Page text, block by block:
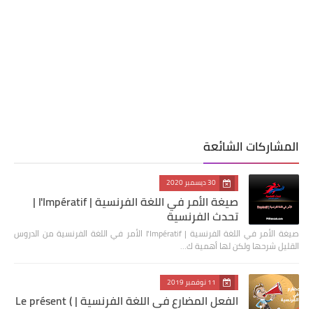
المشاركات الشائعة
30 ديسمبر 2020
صيغة الأمر في اللغة الفرنسية | l'Impératif |
تحدث الفرنسية
صيغة الأمر في اللغة الفرنسية | l'Impératif الأمر في اللغة الفرنسية من الدروس
القليل شرحها ولكن لها أهمية ك…
11 نوفمبر 2019
الفعل المضارع في اللغة الفرنسية | Le présent (